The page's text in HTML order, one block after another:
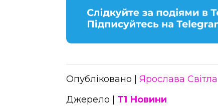
Опубліковано | Ярослава Світла
Джерело | Т1 Новини